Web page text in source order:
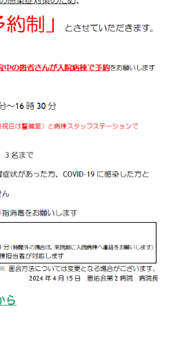
ら